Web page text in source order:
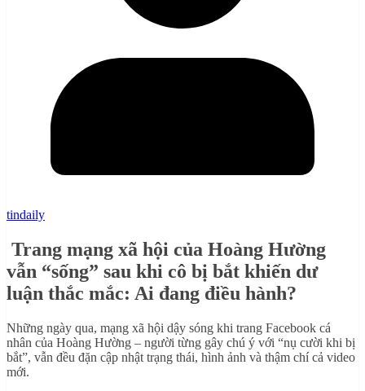
tindaily
Trang mạng xã hội của Hoàng Hường
vẫn “sống” sau khi cô bị bắt khiến dư
luận thắc mắc: Ai đang điều hành?
Những ngày qua, mạng xã hội dậy sóng khi trang Facebook cá
nhân của Hoàng Hường – người từng gây chú ý với “nụ cười khi bị
bắt”, vẫn đều đặn cập nhật trạng thái, hình ảnh và thậm chí cả video
mới.